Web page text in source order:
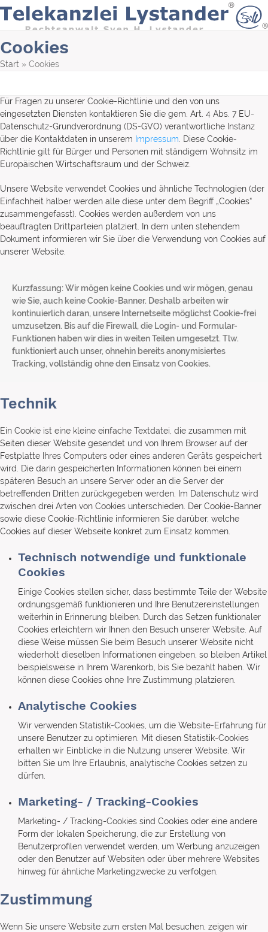
Skip
content
Cookies
Start » Cookies
Für Fragen zu unserer Cookie-Richtlinie und den von uns
eingesetzten Diensten kontaktieren Sie die gem. Art. 4 Abs. 7 EU-
Datenschutz-Grundverordnung (DS-GVO) verantwortliche Instanz
über die Kontaktdaten in unserem Impressum . Diese Cookie-
Richtlinie gilt für Bürger und Personen mit ständigem Wohnsitz im
Europäischen Wirtschaftsraum und der Schweiz.
Unsere Website verwendet Cookies und ähnliche Technologien (der
Einfachheit halber werden alle diese unter dem Begriff „Cookies“
zusammengefasst). Cookies werden außerdem von uns
beauftragten Drittparteien platziert. In dem unten stehendem
Dokument informieren wir Sie über die Verwendung von Cookies auf
unserer Website.
Kurzfassung: Wir mögen keine Cookies und wir mögen, genau
wie Sie, auch keine Cookie-Banner. Deshalb arbeiten wir
kontinuierlich daran, unsere Internetseite möglichst Cookie-frei
umzusetzen. Bis auf die Firewall, die Login- und Formular-
Funktionen haben wir dies in weiten Teilen umgesetzt. Tlw.
funktioniert auch unser, ohnehin bereits anonymisiertes
Tracking, vollständig ohne den Einsatz von Cookies.
Technik
Ein Cookie ist eine kleine einfache Textdatei, die zusammen mit
Seiten dieser Website gesendet und von Ihrem Browser auf der
Festplatte Ihres Computers oder eines anderen Geräts gespeichert
wird. Die darin gespeicherten Informationen können bei einem
späteren Besuch an unsere Server oder an die Server der
betreffenden Dritten zurückgegeben werden. Im Datenschutz wird
zwischen drei Arten von Cookies unterschieden. Der Cookie-Banner
sowie diese Cookie-Richtlinie informieren Sie darüber, welche
Cookies auf dieser Webseite konkret zum Einsatz kommen.
Technisch notwendige und funktionale
Cookies
Einige Cookies stellen sicher, dass bestimmte Teile der Website
ordnungsgemäß funktionieren und Ihre Benutzereinstellungen
weiterhin in Erinnerung bleiben. Durch das Setzen funktionaler
Cookies erleichtern wir Ihnen den Besuch unserer Website. Auf
diese Weise müssen Sie beim Besuch unserer Website nicht
wiederholt dieselben Informationen eingeben, so bleiben Artikel
beispielsweise in Ihrem Warenkorb, bis Sie bezahlt haben. Wir
können diese Cookies ohne Ihre Zustimmung platzieren.
Analytische Cookies
Wir verwenden Statistik-Cookies, um die Website-Erfahrung für
unsere Benutzer zu optimieren. Mit diesen Statistik-Cookies
erhalten wir Einblicke in die Nutzung unserer Website. Wir
bitten Sie um Ihre Erlaubnis, analytische Cookies setzen zu
dürfen.
Marketing- / Tracking-Cookies
Marketing- / Tracking-Cookies sind Cookies oder eine andere
Form der lokalen Speicherung, die zur Erstellung von
Benutzerprofilen verwendet werden, um Werbung anzuzeigen
oder den Benutzer auf Websiten oder über mehrere Websites
hinweg für ähnliche Marketingzwecke zu verfolgen.
Zustimmung
Wenn Sie unsere Website zum ersten Mal besuchen, zeigen wir